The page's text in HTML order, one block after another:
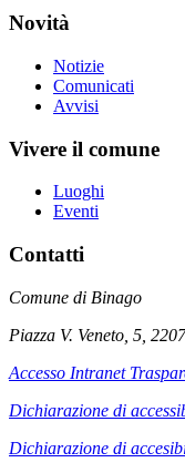
Novità
Notizie
Comunicati
Avvisi
Vivere il comune
Luoghi
Eventi
Contatti
Comune di Binago
Piazza V. Veneto, 5,
Accesso Intranet
Dichiarazione di
Dichiarazione di